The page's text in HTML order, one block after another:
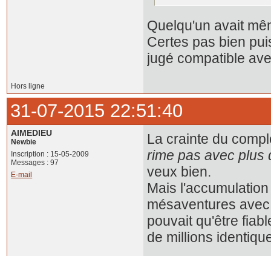
Quelqu'un avait
Certes pas bien
jugé compatible
Hors ligne
31-07-2015 22:51:40
AIMEDIEU
Newbie
Inscription : 15-05-2009
Messages : 97
E-mail
La crainte du
rime pas avec plus
veux bien.
Mais
mésaventures
pouvait qu'être
de millions